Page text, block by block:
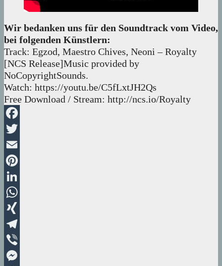
Wir bedanken uns für den Soundtrack vom Video,
bei folgenden Künstlern:
Track: Egzod, Maestro Chives, Neoni – Royalty
[NCS Release]Music provided by
NoCopyrightSounds.
Watch: https://youtu.be/C5fLxtJH2Qs
Free Download / Stream: http://ncs.io/Royalty
Facebook
Twitter
Email
Pinterest
LinkedIn
WhatsApp
XING
Telegram
Viber